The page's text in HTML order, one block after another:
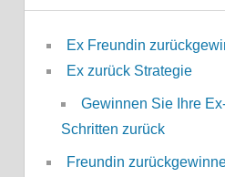
Ex Freundin
Ex zurück Strategie
Gewinnen Sie Ihre
Schritten zurück
Freundin